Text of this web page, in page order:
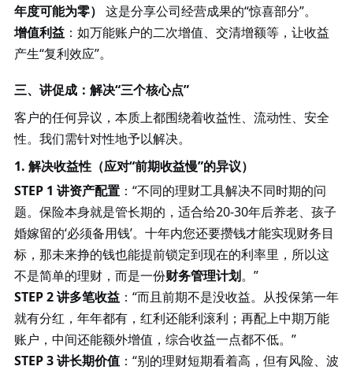
年度可能为零） 这是分享公司经营成果的“惊喜部分”。
增值利益：如万能账户的二次增值、交清增额等，让收益
产生“复利效应”。
三、讲促成：解决“三个核心点”
客户的任何异议，本质上都围绕着收益性、流动性、安全
性。我们需针对性地予以解决。
1. 解决收益性（应对“前期收益慢”的异议）
STEP 1 讲资产配置： “不同的理财工具解决不同时期的问
题。保险本身就是管长期的，适合给20-30年后养老、孩子
婚嫁留的‘必须备用钱’。十年内您还要攒钱才能实现财务目
标，那未来挣的钱也能提前锁定到现在的利率里，所以这
不是简单的理财，而是一份财务管理计划。 ”
STEP 2 讲多笔收益： “而且前期不是没收益。从投保第一年
就有分红，年年都有，红利还能利滚利；再配上中期万能
账户，中间还能额外增值，综合收益一点都不低。”
STEP 3 讲长期价值： “别的理财短期看着高，但有风险、波